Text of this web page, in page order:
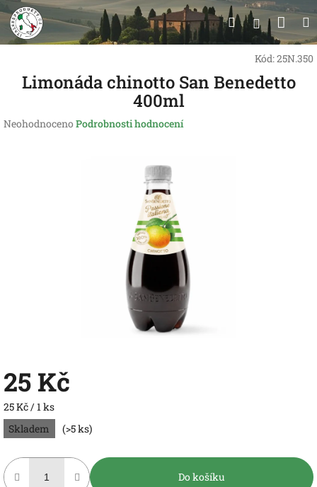
Přejít
na
obsah
Hledat
Kód:25N.350
Limonáda chinotto San Benedetto
400ml
Průměrné
Neohodnoceno Podrobnosti hodnocení
25 Kč
Měrná
cena:
25 Kč / 1 ks
Skladem
(>5 ks)
Do košíku